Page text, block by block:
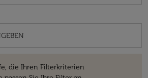
die Ihren Filterkriterien